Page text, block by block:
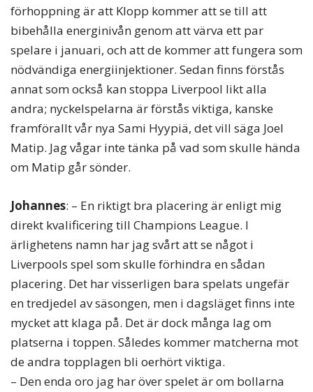
förhoppning är att Klopp kommer att se till att
bibehålla energinivån genom att värva ett par
spelare i januari, och att de kommer att fungera som
nödvändiga energiinjektioner. Sedan finns förstås
annat som också kan stoppa Liverpool likt alla
andra; nyckelspelarna är förstås viktiga, kanske
framförallt vår nya Sami Hyypiä, det vill säga Joel
Matip. Jag vågar inte tänka på vad som skulle hända
om Matip går sönder.
Johannes: – En riktigt bra placering är enligt mig
direkt kvalificering till Champions League. I
ärlighetens namn har jag svårt att se något i
Liverpools spel som skulle förhindra en sådan
placering. Det har visserligen bara spelats ungefär
en tredjedel av säsongen, men i dagsläget finns inte
mycket att klaga på. Det är dock många lag om
platserna i toppen. Således kommer matcherna mot
de andra topplagen bli oerhört viktiga.
– Den enda oro jag har över spelet är om bollarna